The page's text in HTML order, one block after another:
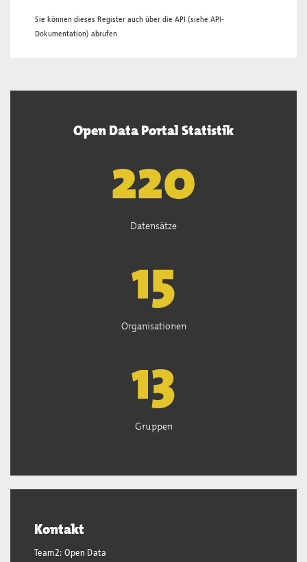
Sie können dieses Register auch über die API (siehe API-
Dokumentation) abrufen.
Open Data Portal Statistik
222
Datensätze
15
Organisationen
13
Gruppen
Kontakt
Team2: Open Data